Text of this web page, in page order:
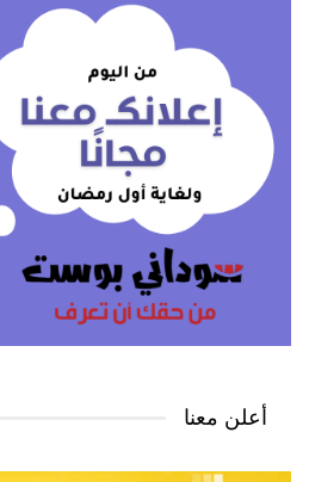
أعلن معنا